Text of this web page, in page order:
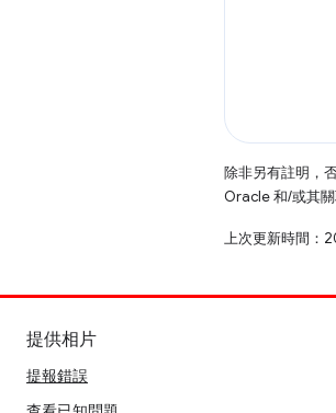
除非另有註明，
Oracle 和/或其關
上次更新時間：
提供相片
提報錯誤